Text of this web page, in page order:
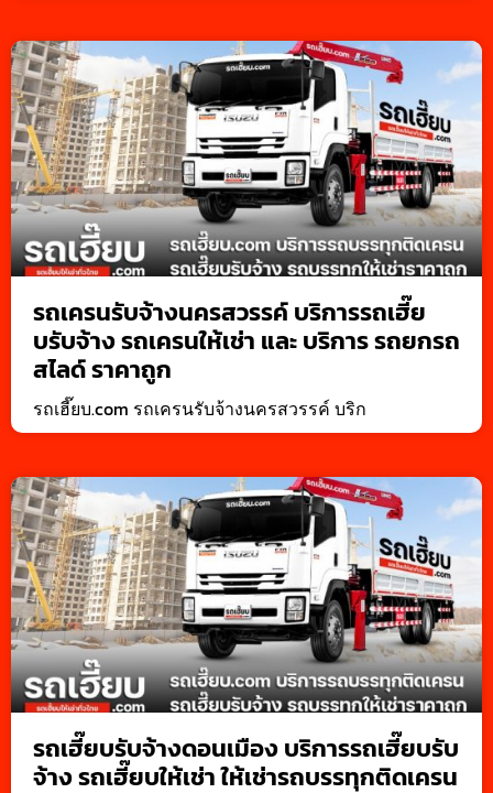
รถเครนรับจ้างนครสวรรค์ บริการรถเฮี๊ย
บรับจ้าง รถเครนให้เช่า และ บริการ รถยกรถ
สไลด์ ราคาถูก
รถเฮี๊ยบ.com รถเครนรับจ้างนครสวรรค์ บริก
รถเฮี๊ยบรับจ้างดอนเมือง บริการรถเฮี๊ยบรับ
จ้าง รถเฮี๊ยบให้เช่า ให้เช่ารถบรรทุกติดเครน